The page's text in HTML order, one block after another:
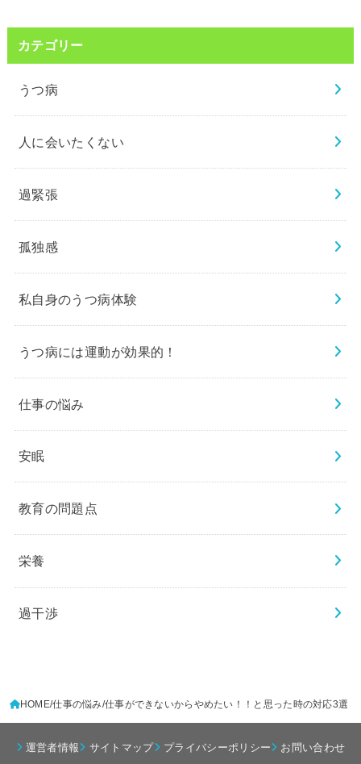
カテゴリー
うつ病
人に会いたくない
過緊張
孤独感
私自身のうつ病体験
うつ病には運動が効果的！
仕事の悩み
安眠
教育の問題点
栄養
過干渉
HOME 仕事の悩み 仕事ができないからやめたい！！と思った時の対応3選
運営者情報 サイトマップ プライバシーポリシー お問い合わせ